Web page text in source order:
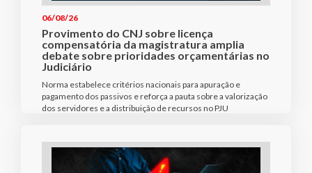
06/08/26
Provimento do CNJ sobre licença
compensatória da magistratura amplia
debate sobre prioridades orçamentárias no
Judiciário
Norma estabelece critérios nacionais para apuração e
pagamento dos passivos e reforça a pauta sobre a valorização
dos servidores e a distribuição de recursos no PJU